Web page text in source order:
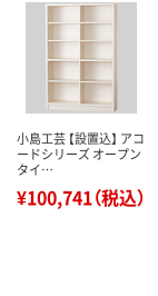
小島工芸 【設置込】 アコ
ードシリーズ オープン
タイ…
¥100,741（税込）